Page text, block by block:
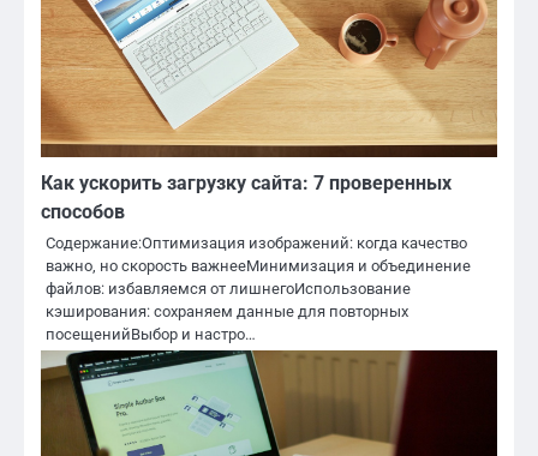
Как ускорить загрузку сайта: 7 проверенных
способов
Содержание:Оптимизация изображений: когда качество
важно, но скорость важнееМинимизация и объединение
файлов: избавляемся от лишнегоИспользование
кэширования: сохраняем данные для повторных
посещенийВыбор и настро…